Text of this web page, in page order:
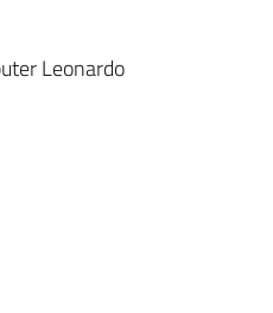
Leonardo